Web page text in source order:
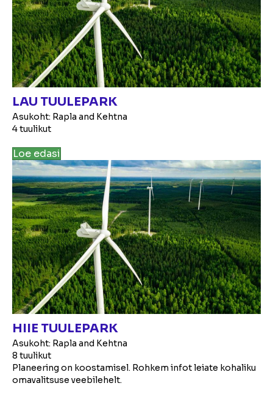
LAU TUULEPARK
Asukoht: Rapla and Kehtna
4 tuulikut
Loe edasi
HIIE TUULEPARK
Asukoht: Rapla and Kehtna
8 tuulikut
Planeering on koostamisel. Rohkem infot leiate kohaliku
omavalitsuse veebilehelt.